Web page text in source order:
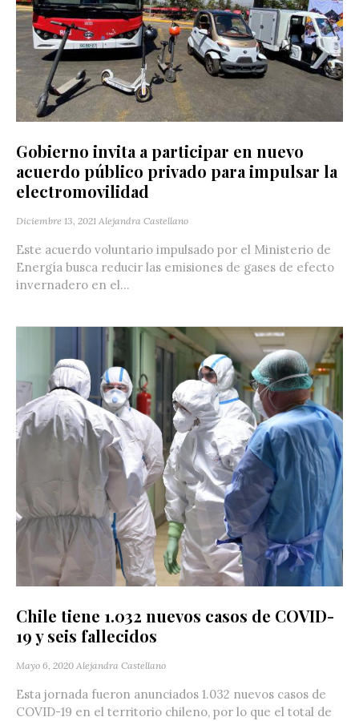
Gobierno invita a participar en nuevo
acuerdo público privado para impulsar la
electromovilidad
Diciembre 13, 2021 Alejandra Castellano
Este acuerdo voluntario impulsado por el Ministerio de
Energía busca reducir las emisiones de gases de efecto
invernadero en el...
Chile tiene 1.032 nuevos casos de COVID-
19 y seis fallecidos
Mayo 6, 2020 Alejandra Castellano
Esta jornada fueron anunciados 1.032 nuevos casos de
COVID-19 en el territorio chileno, por lo que el total de